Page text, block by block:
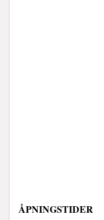
ÅPNINGSTIDER